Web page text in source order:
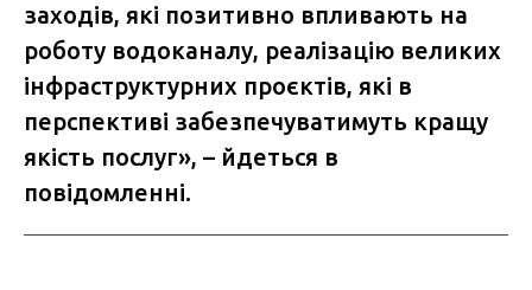
заходів, які позитивно впливають на
роботу водоканалу, реалізацію великих
інфраструктурних проєктів, які в
перспективі забезпечуватимуть кращу
якість послуг», – йдеться в
повідомленні.